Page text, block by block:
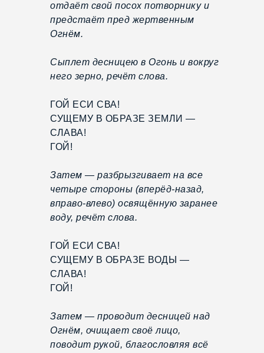
отдаёт свой посох потворнику и
предстаёт пред жертвенным
Огнём.
Сыплет десницею в Огонь и вокруг
него зерно, речёт слова.
ГОЙ ЕСИ СВА!
СУЩЕМУ В ОБРАЗЕ ЗЕМЛИ —
СЛАВА!
ГОЙ!
Затем — разбрызгивает на все
четыре стороны (вперёд-назад,
вправо-влево) освящённую заранее
воду, речёт слова.
ГОЙ ЕСИ СВА!
СУЩЕМУ В ОБРАЗЕ ВОДЫ —
СЛАВА!
ГОЙ!
Затем — проводит десницей над
Огнём, очищает своё лицо,
поводит рукой, благословляя всё